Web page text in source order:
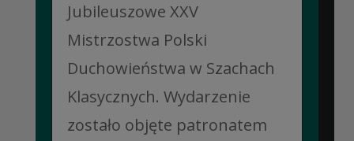
Jubileuszowe XXV
Mistrzostwa Polski
Duchowieństwa w Szachach
Klasycznych. Wydarzenie
zostało objęte patronatem